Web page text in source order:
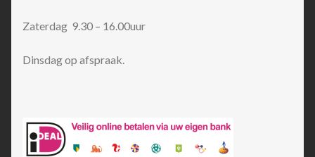
Zaterdag 9.30 – 16.00uur
Dinsdag op afspraak.